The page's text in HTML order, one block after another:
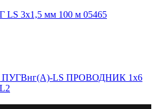
LS 3х1,5 мм 100 м 05465